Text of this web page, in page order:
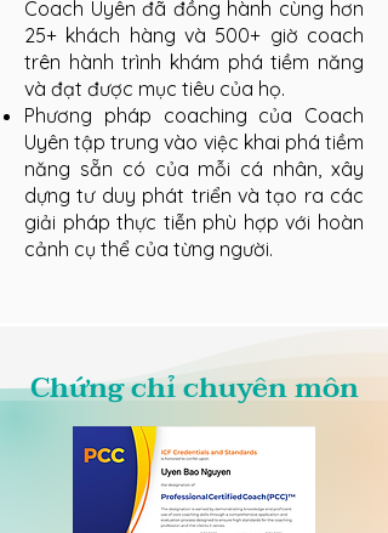
Coach Uyên đã đồng hành cùng hơn
25+ khách hàng và 500+ giờ coach
trên hành trình khám phá tiềm năng
và đạt được mục tiêu của họ.
Phương pháp coaching của Coach
Uyên tập trung vào việc khai phá tiềm
năng sẵn có của mỗi cá nhân, xây
dựng tư duy phát triển và tạo ra các
giải pháp thực tiễn phù hợp với hoàn
cảnh cụ thể của từng người.
Chứng chỉ chuyên môn